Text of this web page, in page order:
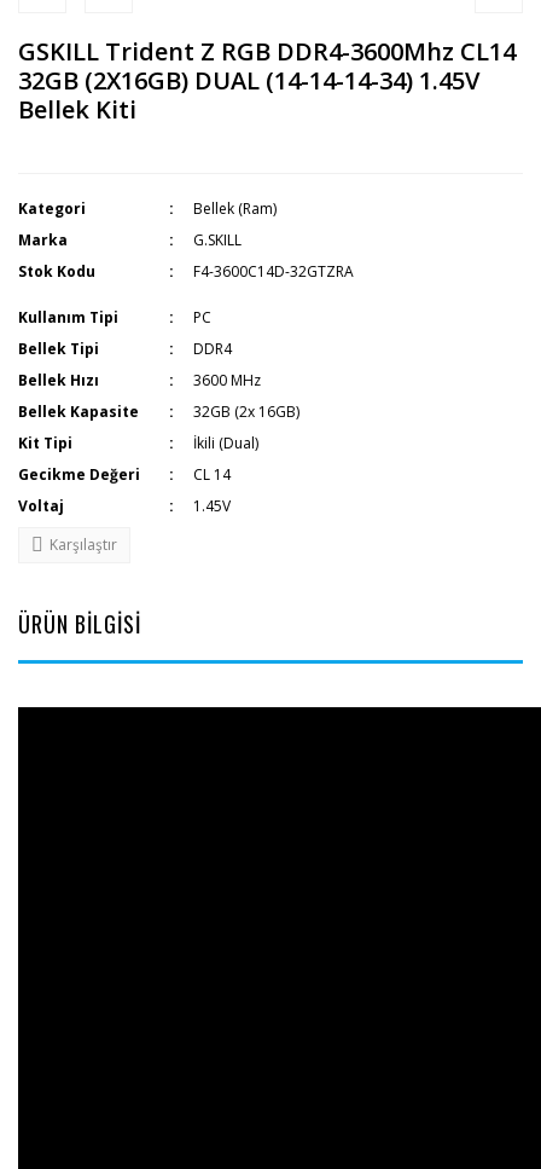
GSKILL Trident Z RGB DDR4-3600Mhz CL14
32GB (2X16GB) DUAL (14-14-14-34) 1.45V
Bellek Kiti
Kategori
Bellek (Ram)
Marka
G.SKILL
Stok Kodu
F4-3600C14D-32GTZRA
Kullanım Tipi
PC
Bellek Tipi
DDR4
Bellek Hızı
3600 MHz
Bellek Kapasite
32GB (2x 16GB)
Kit Tipi
İkili (Dual)
Gecikme Değeri
CL 14
Voltaj
1.45V
Karşılaştır
ÜRÜN BİLGİSİ